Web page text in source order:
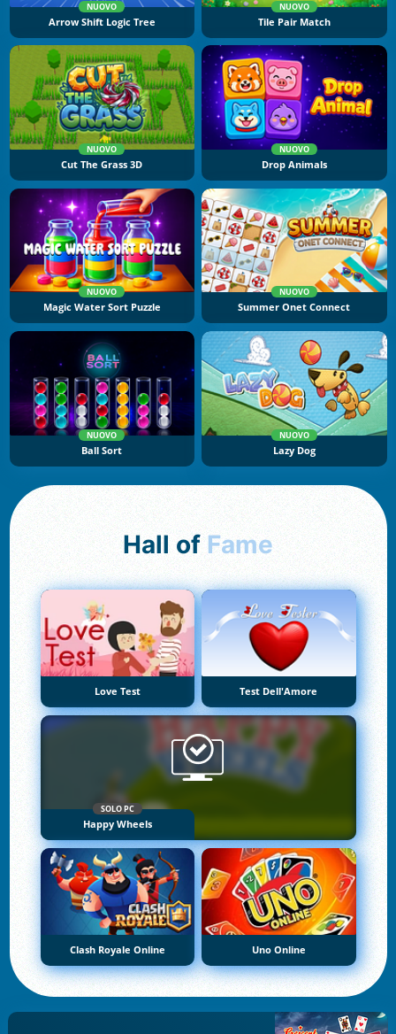
NUOVO
Arrow Shift Logic Tree
NUOVO
Tile Pair Match
NUOVO
Cut The Grass 3D
NUOVO
Drop Animals
NUOVO
Magic Water Sort Puzzle
NUOVO
Summer Onet Connect
NUOVO
Ball Sort
NUOVO
Lazy Dog
Hall of Fame
Love Test Test Dell'Amore
SOLO PC
Happy Wheels
Clash Royale Online Uno Online